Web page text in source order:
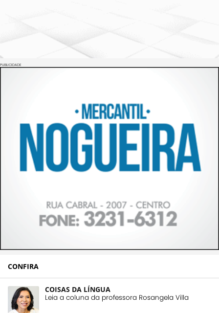
PUBLICIDADE
CONFIRA
COISAS DA LÍNGUA
Leia a coluna da professora Rosangela Villa